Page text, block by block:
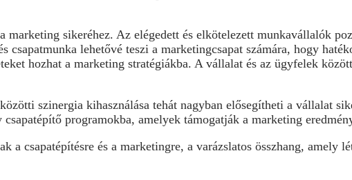
marketing sikeréhez. Az elégedett és elkötelezett munkavállalók
csapatmunka lehetővé teszi a marketingcsapat számára, hogy
hozhat a marketing stratégiákba. A vállalat és az ügyfelek
szinergia kihasználása tehát nagyban elősegítheti a vállalat
programokba, amelyek támogatják a marketing
a csapatépítésre és a marketingre, a varázslatos összhang, amely